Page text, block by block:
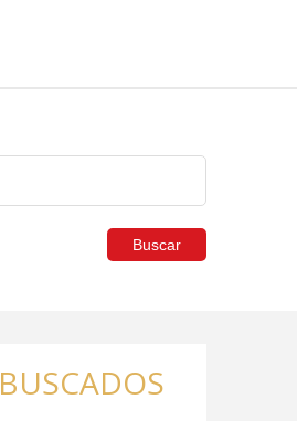
Buscar